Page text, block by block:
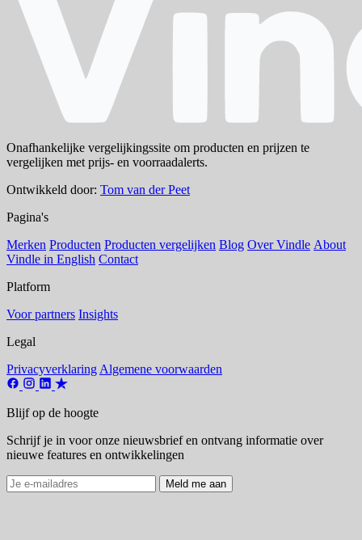
Onafhankelijke vergelijkingssite om producten en prijzen te
vergelijken met prijs- en voorraadalerts.
Ontwikkeld door: Tom van der Peet
Pagina's
Merken Producten Producten vergelijken Blog Over Vindle About
Vindle in English Contact
Platform
Voor partners Insights
Legal
Privacyverklaring Algemene voorwaarden
Blijf op de hoogte
Schrijf je in voor onze nieuwsbrief en ontvang informatie over
nieuwe features en ontwikkelingen
Meld me aan